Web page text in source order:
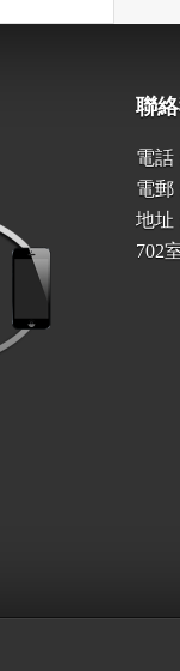
聯
電話
電郵
地址
702